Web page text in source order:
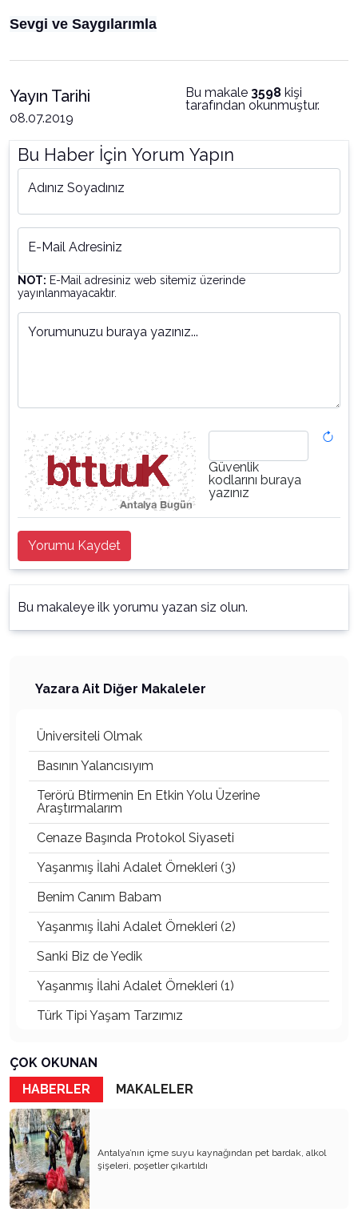
Sevgi ve Saygılarımla
Yayın Tarihi
08.07.2019
Bu makale 3598 kişi
tarafından okunmuştur.
Bu Haber İçin Yorum Yapın
Adınız Soyadınız
E-Mail Adresiniz
NOT: E-Mail adresiniz web sitemiz üzerinde
yayınlanmayacaktır.
Yorumunuzu buraya yazınız...
Güvenlik
kodlarını buraya
yazınız
Yorumu Kaydet
Bu makaleye ilk yorumu yazan siz olun.
Yazara Ait Diğer Makaleler
Üniversiteli Olmak
Basının Yalancısıyım
Terörü Btirmenin En Etkin Yolu Üzerine
Araştırmalarım
Cenaze Başında Protokol Siyaseti
Yaşanmış İlahi Adalet Örnekleri (3)
Benim Canım Babam
Yaşanmış İlahi Adalet Örnekleri (2)
Sanki Biz de Yedik
Yaşanmış İlahi Adalet Örnekleri (1)
Türk Tipi Yaşam Tarzımız
Katil Ağaçlar
Keşke Herkes Sevdiği ve İyi Bildiği İşi Yapsa
Veda Mektubum
Avm’ler Sinek Avlıyor
Hangi Gazetecilerin Günü?
ÇOK OKUNAN
HABERLER
MAKALELER
Antalya’nın içme suyu kaynağından pet bardak, alkol
şişeleri, poşetler çıkartıldı